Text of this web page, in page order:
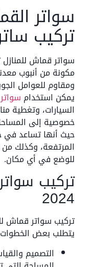
سواتر
تركيب ساتر
مكونة من أنبوب
ومقاوم للعوامل
يمكن استخدام سواتر
السيارات، وتغطية
خصوصية إلى
حيث أنها تساعد في
المرتفعة، وكذلك من
للوضع في أي مكان.
تركيب
2024
يتطلب بعض الخطوات
التصميم